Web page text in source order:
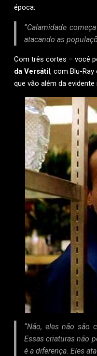
época:
“Calamidade
atacando as
Com três cortes – você
da Versátil, com Blu-
que vão além da
“Não, eles não são
Essas criaturas não
é a diferença. Eles